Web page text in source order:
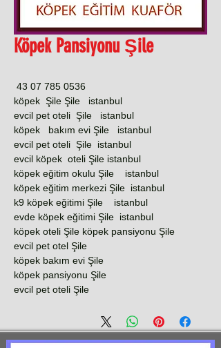
Köpek Pansiyonu Şile
0536 785 07 43
köpek Şile Şile istanbul
evcil pet oteli Şile istanbul
köpek bakım evi Şile istanbul
evcil pet oteli Şile istanbul
evcil köpek oteli Şile istanbul
köpek eğitim okulu Şile istanbul
köpek eğitim merkezi Şile istanbul
k9 köpek eğitimi Şile istanbul
evde köpek eğitimi Şile istanbul
köpek oteli Şile köpek pansiyonu Şile
evcil pet otel Şile
köpek bakım evi Şile
köpek pansiyonu Şile
evcil pet oteli Şile